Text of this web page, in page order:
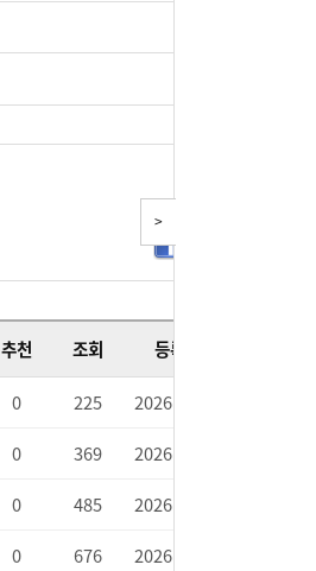
추천 조회 등록일
0 225
2026.06.09
0 369
2026.06.10
0 485
2026.04.02
0 676
2026.04.02
>